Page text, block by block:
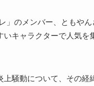
」のメンバー、ともや
キャラクターで人気
上騒動について、その